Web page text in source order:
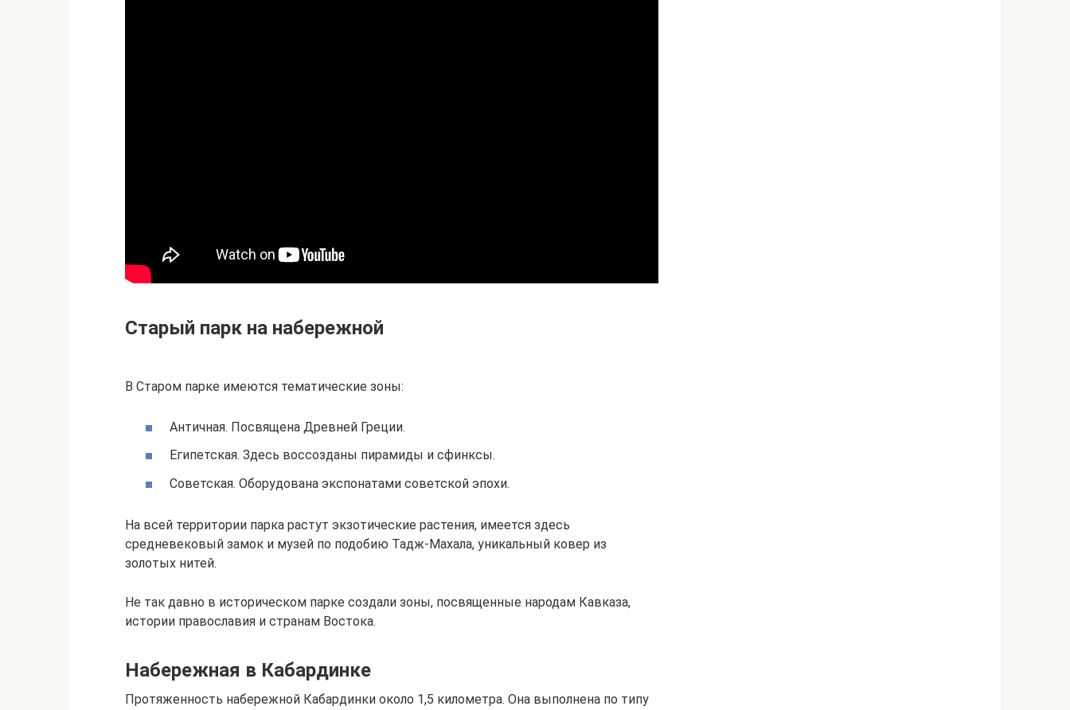
Старый парк на набережной
В Старом парке имеются тематические зоны:
Античная. Посвящена Древней Греции.
Египетская. Здесь воссозданы пирамиды и сфинксы.
Советская. Оборудована экспонатами советской эпохи.
На всей территории парка растут экзотические растения, имеется здесь
средневековый замок и музей по подобию Тадж-Махала, уникальный ковер из
золотых нитей.
Не так давно в историческом парке создали зоны, посвященные народам Кавказа,
истории православия и странам Востока.
Набережная в Кабардинке
Протяженность набережной Кабардинки около 1,5 километра. Она выполнена по типу